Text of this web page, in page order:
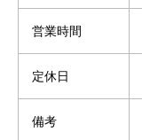
営業時間
定休日
備考